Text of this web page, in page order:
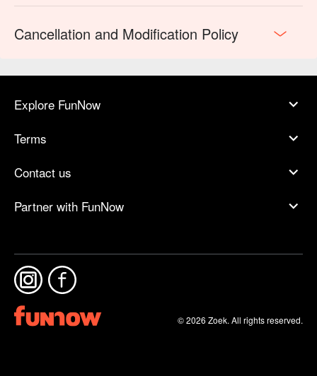
Cancellation and Modification Policy
Explore FunNow
Terms
Contact us
Partner with FunNow
© 2026 Zoek. All rights reserved.